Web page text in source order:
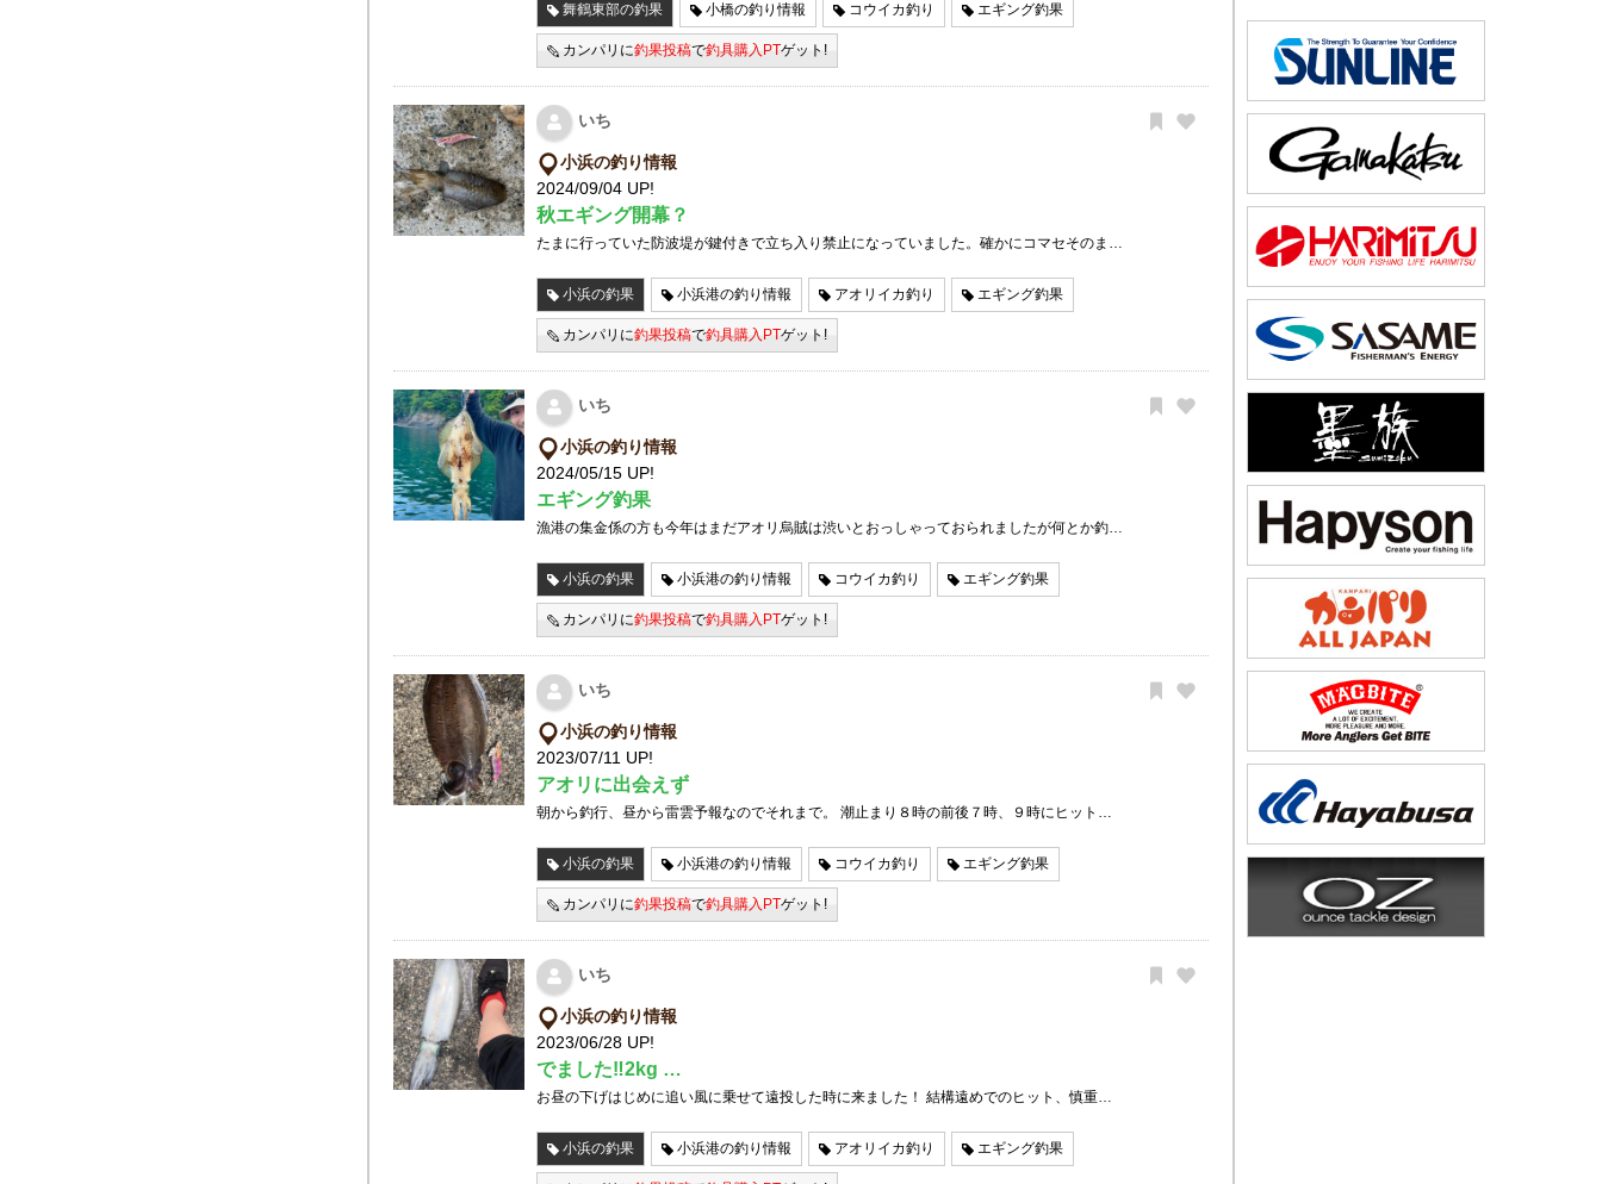
舞鶴東部の釣果 小橋の釣り情報 コウイカ釣り エギング釣果
カンパリに釣果投稿で釣具購入PTゲット!
いち
小浜の釣り情報
2024/09/04 UP!
秋エギング開幕？
たまに行っていた防波堤が鍵付きで立ち入り禁止になっていました。確かにコマセそのま…
小浜の釣果 小浜港の釣り情報 アオリイカ釣り エギング釣果
カンパリに釣果投稿で釣具購入PTゲット!
いち
小浜の釣り情報
2024/05/15 UP!
エギング釣果
漁港の集金係の方も今年はまだアオリ烏賊は渋いとおっしゃっておられましたが何とか釣…
小浜の釣果 小浜港の釣り情報 コウイカ釣り エギング釣果
カンパリに釣果投稿で釣具購入PTゲット!
いち
小浜の釣り情報
2023/07/11 UP!
アオリに出会えず
朝から釣行、昼から雷雲予報なのでそれまで。 潮止まり８時の前後７時、９時にヒット…
小浜の釣果 小浜港の釣り情報 コウイカ釣り エギング釣果
カンパリに釣果投稿で釣具購入PTゲット!
いち
小浜の釣り情報
2023/06/28 UP!
でました‼︎2kg …
お昼の下げはじめに追い風に乗せて遠投した時に来ました！ 結構遠めでのヒット、慎重…
小浜の釣果 小浜港の釣り情報 アオリイカ釣り エギング釣果